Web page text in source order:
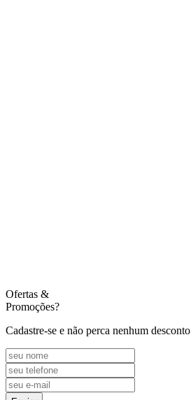
Ofertas &
Promoções?
Cadastre-se e não perca nenhum desconto